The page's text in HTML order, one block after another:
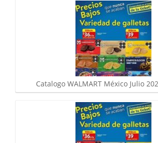
Catalogo WALMART México Julio